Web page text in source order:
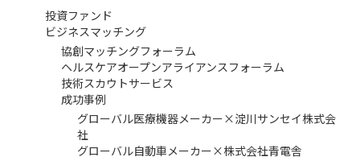
ロー
バル
ネッ
投資ファンド
ビジネスマッチング
協創マッチングフォーラム
ヘルスケアオープンアライアンスフォーラム
技術スカウトサービス
成功事例
グローバル医療機器メーカー×淀川サンセイ株式会
社
グローバル自動車メーカー×株式会社青電舎